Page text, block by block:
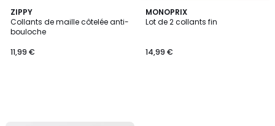
ZIPPY
Collants de maille côtelée anti-
bouloche
11,99 €
MONOPRIX
Lot de 2 collants fin
14,99 €